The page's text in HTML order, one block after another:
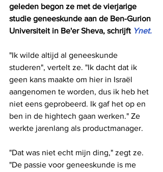
geleden begon ze met de vierjarige
studie geneeskunde aan de Ben-Gurion
Universiteit in Be'er Sheva, schrijft Ynet.
"Ik wilde altijd al geneeskunde
studeren", vertelt ze. "Ik dacht dat ik
geen kans maakte om hier in Israël
aangenomen te worden, dus ik heb het
niet eens geprobeerd. Ik gaf het op en
ben in de hightech gaan werken." Ze
werkte jarenlang als productmanager.
"Dat was niet echt mijn ding," zegt ze.
"De passie voor geneeskunde is me